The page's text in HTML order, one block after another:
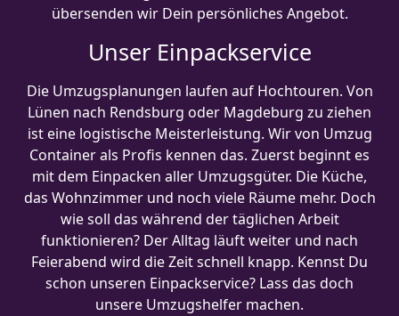
übersenden wir Dein persönliches Angebot.
Unser Einpackservice
Die Umzugsplanungen laufen auf Hochtouren. Von
Lünen nach Rendsburg oder Magdeburg zu ziehen
ist eine logistische Meisterleistung. Wir von Umzug
Container als Profis kennen das. Zuerst beginnt es
mit dem Einpacken aller Umzugsgüter. Die Küche,
das Wohnzimmer und noch viele Räume mehr. Doch
wie soll das während der täglichen Arbeit
funktionieren? Der Alltag läuft weiter und nach
Feierabend wird die Zeit schnell knapp. Kennst Du
schon unseren Einpackservice? Lass das doch
unsere Umzugshelfer machen.